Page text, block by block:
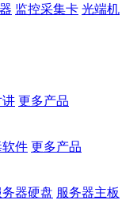
监控采集卡 光端机
讲 更多产品
件 更多产品
务器硬盘 服务器主板